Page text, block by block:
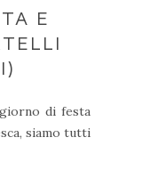
E
di festa
siamo tutti